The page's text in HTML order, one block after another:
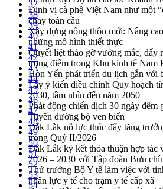
Định vị cà phê Việt Nam như một
chảy toàn cầu
Xây dựng nông thôn mới: Nâng
những mô hình thiết thực
Quyết liệt tháo gỡ vướng mắc, đẩy
trọng điểm trong Khu kinh tế Nam
Hòn Yến phát triển du lịch gắn với
Lấy ý kiến điều chỉnh Quy hoạch
2030, tầm nhìn đến năm 2050
Phát động chiến dịch 30 ngày đêm
Tuyến đường bộ ven biển
Đắk Lắk nỗ lực thúc đẩy tăng
trong Quý II/2026
Đắk Lắk ký kết thỏa thuận hợp tác
2026 – 2030 với Tập đoàn Bưu
Thứ trưởng Bộ Y tế làm việc với
nhân lực y tế cho trạm y tế cấp xã
37
38
39
40
41
42
43
44
45
46
47
48
49
50
51
52
53
54